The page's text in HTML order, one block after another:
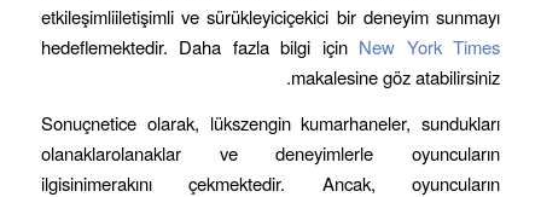
etkileşimliiletişimli ve sürükleyiciçekici bir deneyim sunmayı
hedeflemektedir. Daha fazla bilgi için New York Times
makalesine göz atabilirsiniz.
Sonuçnetice olarak, lükszengin kumarhaneler, sundukları
olanaklarolanaklar ve deneyimlerle oyuncuların
ilgisinimerakını çekmektedir. Ancak, oyuncuların